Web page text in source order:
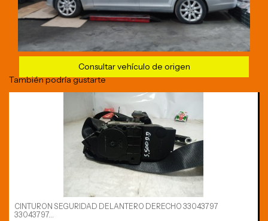
Consultar vehículo de origen
También podría gustarte
CINTURON SEGURIDAD DELANTERO DERECHO 33043797
33043797...